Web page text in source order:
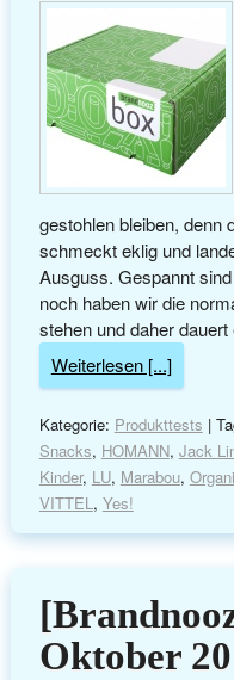
gestohlen bleiben, denn
schmeckt eklig und
Ausguss. Gespannt
noch haben wir die
stehen und daher
Weiterlesen [...]
Kategorie: Produkttests |
Snacks, HOMANN, Jack
Kinder, LU, Marabou,
VITTEL, Yes!
Oktober